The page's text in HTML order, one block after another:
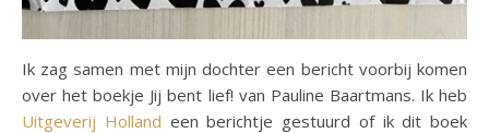
Ik zag samen met mijn dochter een bericht voorbij komen
over het boekje Jij bent lief! van Pauline Baartmans. Ik heb
Uitgeverij Holland een berichtje gestuurd of ik dit boek